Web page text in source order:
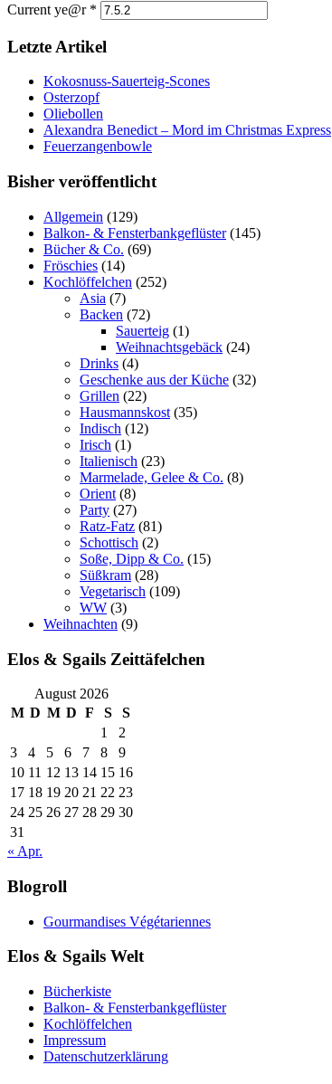
Current ye@r *
Letzte Artikel
Kokosnuss-Sauerteig-Scones
Osterzopf
Oliebollen
Alexandra Benedict – Mord im Christmas Express
Feuerzangenbowle
Bisher veröffentlicht
Allgemein (129)
Balkon- & Fensterbankgeflüster(145)
Bücher & Co. (69)
Fröschies (14)
Kochlöffelchen (252)
Asia (7)
Backen (72)
Sauerteig (1)
Weihnachtsgebäck (24)
Drinks (4)
Geschenke aus der Küche (32)
Grillen (22)
Hausmannskost (35)
Indisch (12)
Irisch (1)
Italienisch (23)
Marmelade, Gelee & Co. (8)
Orient (8)
Party (27)
Ratz-Fatz (81)
Schottisch (2)
Soße, Dipp & Co. (15)
Süßkram (28)
Vegetarisch (109)
WW (3)
Weihnachten (9)
Elos & Sgails Zeittäfelchen
August 2026
M D M D F S
S
1
2
3
4 5 6 7 8
9
10 11 12 13 14 15 16
17 18 19 20 21 22 23
24 25 26 27 28 29 30
31
« Apr.
Blogroll
Gourmandises Végétariennes
Elos & Sgails Welt
Bücherkiste
Balkon- & Fensterbankgeflüster
Kochlöffelchen
Impressum
Datenschutzerklärung